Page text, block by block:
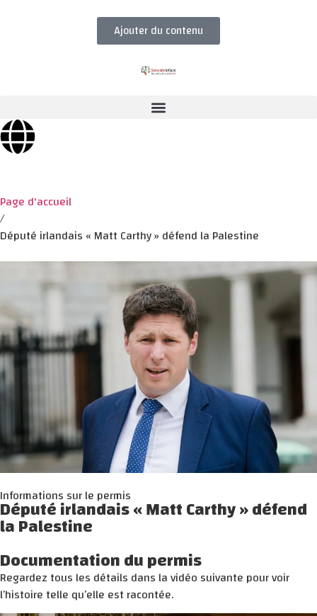
Ajouter du contenu
Page d'accueil
/
Député irlandais « Matt Carthy » défend la Palestine
Informations sur le permis
Député irlandais « Matt Carthy » défend
la Palestine
Documentation du permis
Regardez tous les détails dans la vidéo suivante pour voir
l’histoire telle qu’elle est racontée.